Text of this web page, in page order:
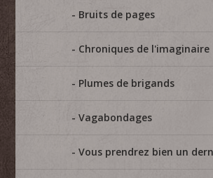
Bruits de pages
Chroniques de l'imaginaire
Plumes de brigands
Vagabondages
Vous prendrez bien un